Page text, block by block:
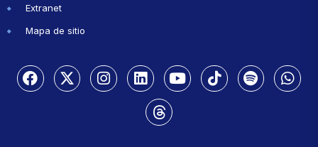
Extranet
Mapa de sitio